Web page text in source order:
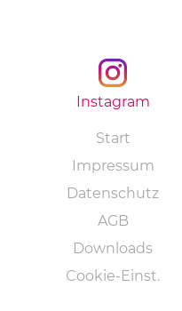
Instagram
Navigation
Start
Impressum
Datenschutz
AGB
Downloads
Cookie-Einst.